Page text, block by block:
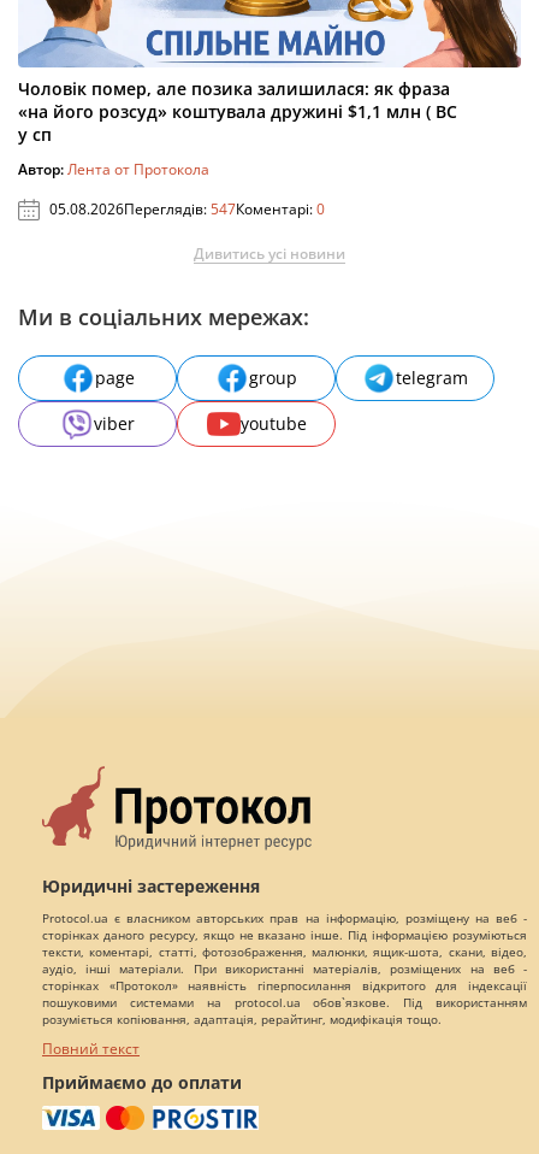
Чоловік помер, але позика залишилася: як фраза
«на його розсуд» коштувала дружині $1,1 млн ( ВС
у сп
Автор:Лента от Протокола
05.08.2026Переглядів:547Коментарі:0
Дивитись усі новини
Ми в соціальних мережах:
page group
telegram
viber
youtube
Юридичні застереження
Protocol.ua є власником авторських прав на інформацію, розміщену на веб -
сторінках даного ресурсу, якщо не вказано інше. Під інформацією розуміються
тексти, коментарі, статті, фотозображення, малюнки, ящик-шота, скани, відео,
аудіо, інші матеріали. При використанні матеріалів, розміщених на веб -
сторінках «Протокол» наявність гіперпосилання відкритого для індексації
пошуковими системами на protocol.ua обов`язкове. Під використанням
розуміється копіювання, адаптація, рерайтинг, модифікація тощо.
Повний текст
Приймаємо до оплати